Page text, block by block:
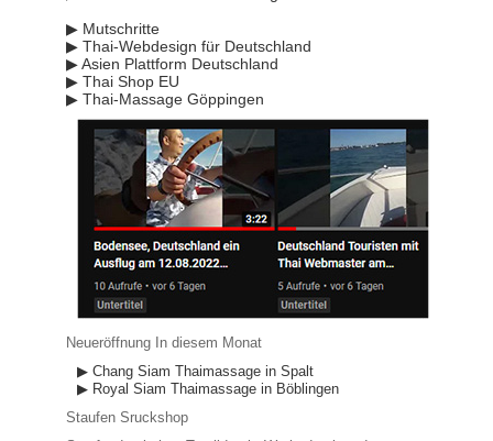
▶ Mutschritte
▶ Thai-Webdesign für Deutschland
▶ Asien Plattform Deutschland
▶ Thai Shop EU
▶ Thai-Massage Göppingen
Neueröffnung In diesem Monat
▶ Chang Siam Thaimassage in Spalt
▶ Royal Siam Thaimassage in Böblingen
Staufen Sruckshop